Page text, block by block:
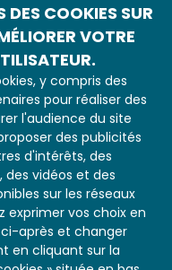
DES COOKIES SUR
VOTRE
y compris des
pour réaliser des
l'audience du site
des publicités
d'intérêts, des
vidéos et des
sur les réseaux
exprimer vos choix en
après et changer
en cliquant sur la
Antiquité
IV « Le temps de
1995, rééd. 2000.
et ses amis, Paris,